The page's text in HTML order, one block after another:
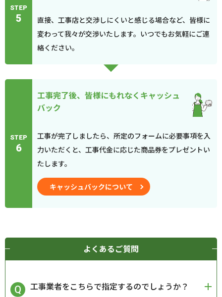
STEP
5
直接、工事店と交渉しにくいと感じる場合など、皆様に
変わって我々が交渉いたします。いつでもお気軽にご連
絡ください。
STEP
6
工事完了後、皆様にもれなくキャッシュ
バック
工事が完了しましたら、所定のフォームに必要事項を入
力いただくと、工事代金に応じた商品券をプレゼントい
たします。
キャッシュバックについて
よくあるご質問
工事業者をこちらで指定するのでしょうか？